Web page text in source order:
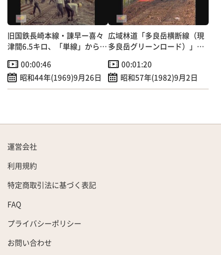
旧国鉄長崎本線・諌早ー喜々
津間6.5キロ、「単線」から
00:00:46
昭和44年(1969)9月26日
広域林道「多良岳横断線（現
多良岳グリーンロード）」起
コースに
00:01:20
昭和57年(1982)9月2日
運営会社
利用規約
特定商取引法に基づく表記
FAQ
プライバシーポリシー
お問い合わせ